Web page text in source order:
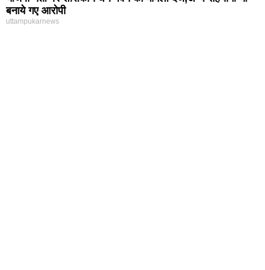
बनाये गए आरोपी
uttampukarnews